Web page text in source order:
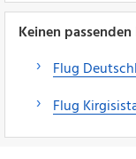
Keinen
Flug
Flug